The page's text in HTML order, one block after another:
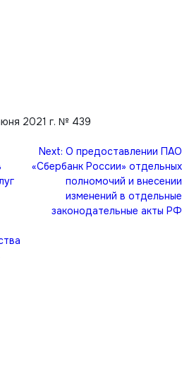
2021 г. № 439
Next: О предоставлении ПАО
«Сбербанк России» отдельных
полномочий и внесении
изменений в отдельные
законодательные акты РФ